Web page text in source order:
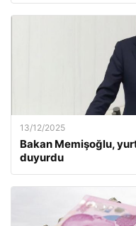
13/12/2025
Bakan Memişoğlu,
duyurdu